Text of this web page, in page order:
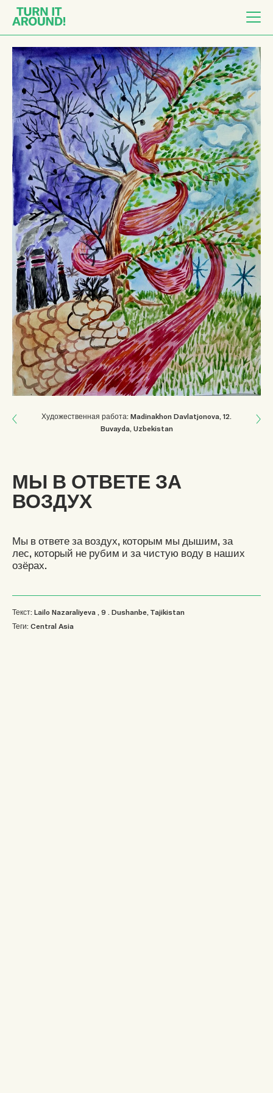
Художественная работа: Madinakhon Davlatjonova , 12
Buvayda, Uzbekistan
МЫ В ОТВЕТЕ ЗА
ВОЗДУХ
Мы в ответе за воздух, которым мы дышим, за
лес, который не рубим и за чистую воду в наших
озёрах.
Текст: Lailo Nazaraliyeva , 9
Dushanbe, Tajikistan
Теги: Central Asia